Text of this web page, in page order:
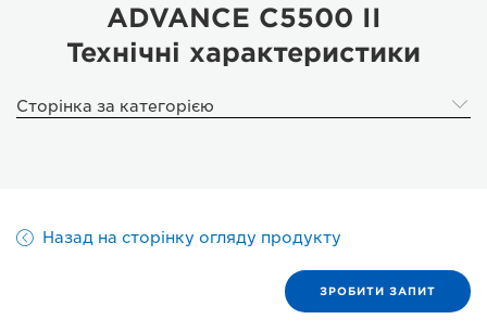
Принтери й факси для бізнесу
Багатофункціональні принтери — універсальні принтери
ADVANCE C5500 II
Технічні характеристики
Сторінка за категорією
Назад на сторінку огляду продукту
ЗРОБИТИ ЗАПИТ